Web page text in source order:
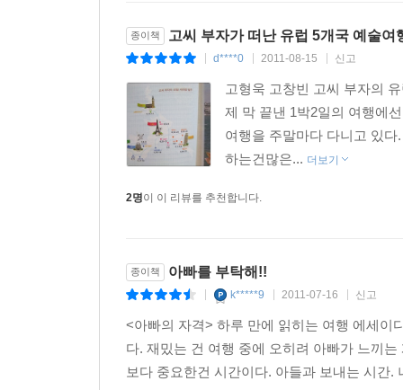
종이책 고씨 부자가 떠난 유럽 5개국 예술
d****0 2011-08-15 신고
고형욱 고창빈 고씨 부자의
제 막 끝낸 1박2일의 여행에
여행을 주말마다 다니고 있
하는건많은... 더보기
2명이 이 리뷰를 추천합니다.
종이책 아빠를 부탁해!!
k*****9 2011-07-16 신고
<아빠의 자격> 하루 만에 읽히는 여행 에세이
다. 재밌는 건 여행 중에 오히려 아빠가 느끼
보다 중요한건 시간이다. 아들과 보내는 시간